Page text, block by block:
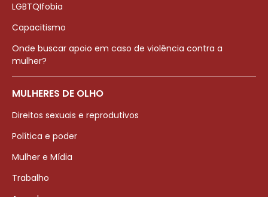
LGBTQIfobia
Capacitismo
Onde buscar apoio em caso de violência contra a
mulher?
MULHERES DE OLHO
Direitos sexuais e reprodutivos
Política e poder
Mulher e Mídia
Trabalho